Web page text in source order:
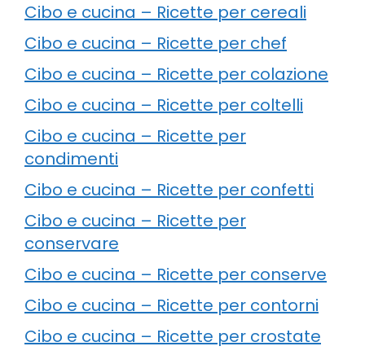
Cibo e cucina – Ricette per cereali
Cibo e cucina – Ricette per chef
Cibo e cucina – Ricette per colazione
Cibo e cucina – Ricette per coltelli
Cibo e cucina – Ricette per
condimenti
Cibo e cucina – Ricette per confetti
Cibo e cucina – Ricette per
conservare
Cibo e cucina – Ricette per conserve
Cibo e cucina – Ricette per contorni
Cibo e cucina – Ricette per crostate